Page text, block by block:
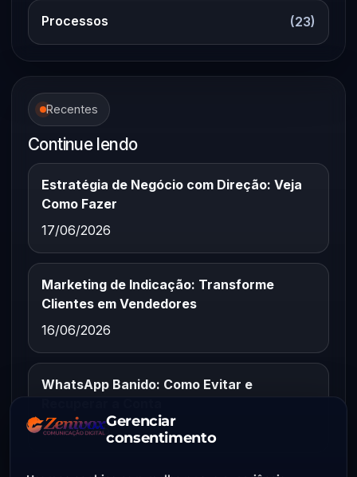
Gerenciar
consentimento
Processos (23)
Recentes
Continue lendo
Estratégia de Negócio com Direção: Veja
Como Fazer
17/06/2026
Marketing de Indicação: Transforme
Clientes em Vendedores
16/06/2026
WhatsApp Banido: Como Evitar e
15/06/2026